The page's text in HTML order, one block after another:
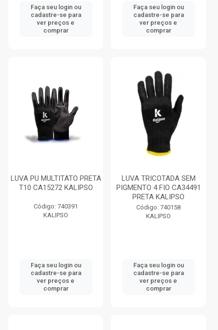
Faça seu login ou
cadastre-se para
ver preços e
comprar
Faça seu login ou
cadastre-se para
ver preços e
comprar
LUVA PU MULTITATO PRETA
T10 CA15272 KALIPSO
Código: 740391
KALIPSO
Faça seu login ou
cadastre-se para
ver preços e
comprar
LUVA TRICOTADA SEM
PIGMENTO 4 FIO CA34491
PRETA KALIPSO
Código: 740158
KALIPSO
Faça seu login ou
cadastre-se para
ver preços e
comprar